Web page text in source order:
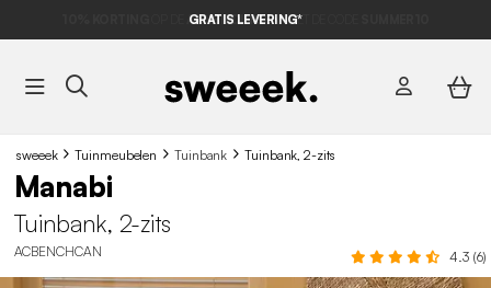
AANBIEDINGEN*MET DE CODE
GRATIS LEVERING*
sweeek Tuinmeubelen Tuinbank Tuinbank, 2-zits
Manabi
Tuinbank, 2-zits
ACBENCHCAN 4.3 (6)